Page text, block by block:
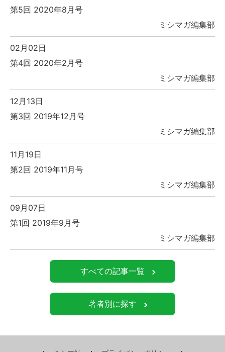
第5回 2020年8月号
ミシマガ編集部
02月02日
第4回 2020年2月号
ミシマガ編集部
12月13日
第3回 2019年12月号
ミシマガ編集部
11月19日
第2回 2019年11月号
ミシマガ編集部
09月07日
第1回 2019年9月号
ミシマガ編集部
すべての記事一覧
著者別に探す